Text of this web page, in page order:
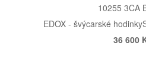
10255 3CA
EDOX - švýcarské hodinky
36 600